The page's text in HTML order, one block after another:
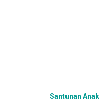
Santunan